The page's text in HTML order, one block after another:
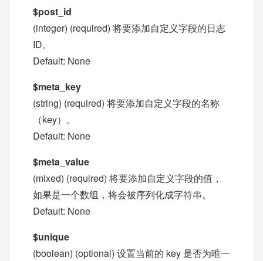
$post_id
(integer) (required) 将要添加自定义字段的日志
ID。
Default: None
$meta_key
(string) (required) 将要添加自定义字段的名称
（key）。
Default: None
$meta_value
(mixed) (required) 将要添加自定义字段的值，
如果是一个数组，将会被序列化成字符串。
Default: None
$unique
(boolean) (optional) 设置当前的 key 是否为唯一